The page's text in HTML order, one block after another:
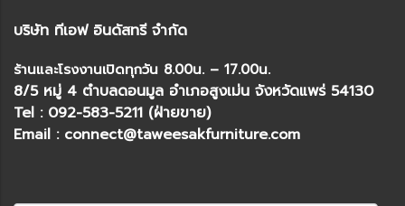
บริษัท ทีเอฟ อินดัสทรี จำกัด
ร้านและโรงงานเปิดทุกวัน 8.00น. – 17.00น.
8/5 หมู่ 4 ตำบลดอนมูล อำเภอสูงเม่น จังหวัดแพร่ 54130
Tel : 092-583-5211 (ฝ่ายขาย)
Email : connect@taweesakfurniture.com